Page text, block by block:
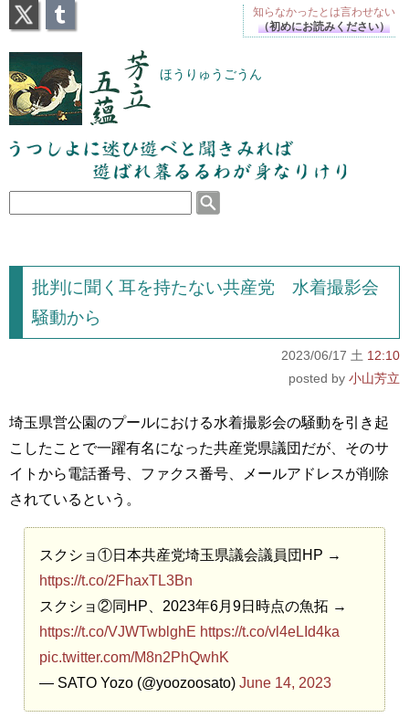
芳立五蘊 ほうりゅうごうん
うつしよに迷ひ遊べと聞きみれば遊ばれ暮るるわが
身なりけり
批判に聞く耳を持たない共産党 水着撮影会
騒動から
2023/06/17 土 12:10
小山芳立
埼玉県営公園のプールにおける水着撮影会の騒動を引き起
こしたことで一躍有名になった共産党県議団だが、そのサ
イトから電話番号、ファクス番号、メールアドレスが削除
されているという。
スクショ①日本共産党埼玉県議会議員団HP →
https://t.co/2FhaxTL3Bn
スクショ②同HP、2023年6月9日時点の魚拓 →
https://t.co/VJWTwblghE https://t.co/vl4eLId4ka
pic.twitter.com/M8n2PhQwhK
— SATO Yozo (@yoozoosato) June 14, 2023
知らなかったとは言わせない
（初めにお読みください）
X Tumblr